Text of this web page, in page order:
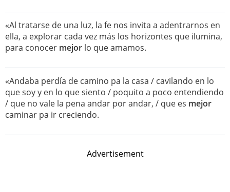
«Al tratarse de una luz, la fe nos invita a adentrarnos en
ella, a explorar cada vez más los horizontes que ilumina,
para conocer mejor lo que amamos.
«Andaba perdía de camino pa la casa / cavilando en lo
que soy y en lo que siento / poquito a poco entendiendo
/ que no vale la pena andar por andar, / que es mejor
caminar pa ir creciendo.
Advertisement